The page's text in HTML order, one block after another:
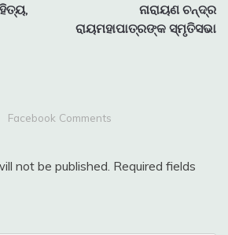
ନାରାୟଣ ଚନ୍ଦ୍ର
ରାୟମହାପାତ୍ରଙ୍କ ସ୍ମୃତିସଭା
Facebook Comments
not be published. Required fields